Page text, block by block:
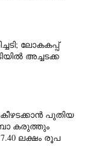
ലോകകപ്പ്
അച്ചടക്ക
പുതിയ
കരുത്തും
ലക്ഷം രൂപ